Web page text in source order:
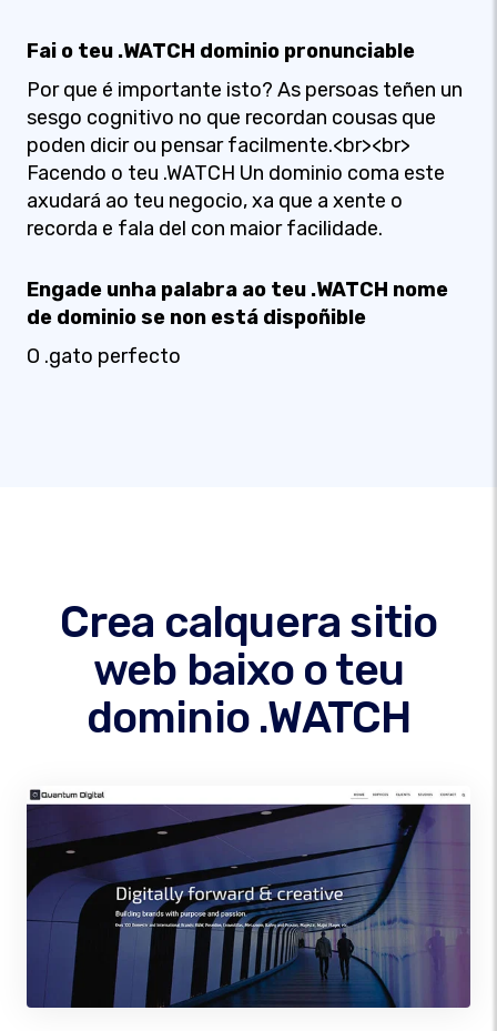
Fai o teu .WATCH dominio pronunciable
Por que é importante isto? As persoas teñen un
sesgo cognitivo no que recordan cousas que
poden dicir ou pensar facilmente.<br><br>
Facendo o teu .WATCH Un dominio coma este
axudará ao teu negocio, xa que a xente o
recorda e fala del con maior facilidade.
Engade unha palabra ao teu .WATCH nome
de dominio se non está dispoñible
O .gato perfecto
Crea calquera sitio
web baixo o teu
dominio .WATCH